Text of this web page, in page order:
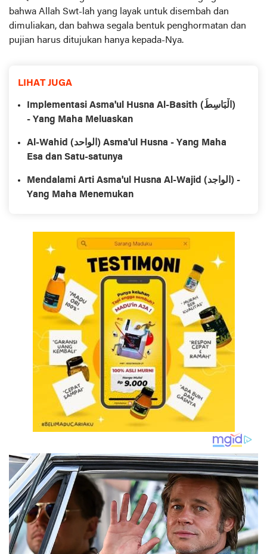
bahwa Allah Swt-lah yang layak untuk disembah dan
dimuliakan, dan bahwa segala bentuk penghormatan dan
pujian harus ditujukan hanya kepada-Nya.
LIHAT JUGA
Implementasi Asma'ul Husna Al-Basith (الْبَاسِطُ)
- Yang Maha Meluaskan
Al-Wahid (الواحد) Asma'ul Husna - Yang Maha
Esa dan Satu-satunya
Mendalami Arti Asma'ul Husna Al-Wajid (الواجد) -
Yang Maha Menemukan